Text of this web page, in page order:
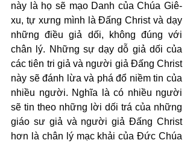
này là họ sẽ mạo Danh của Chúa Giê-
xu, tự xưng mình là Đấng Christ và dạy
những điều giả dối, không đúng với
chân lý. Những sự dạy dỗ giả dối của
các tiên tri giả và người giả Đấng Christ
này sẽ đánh lừa và phá đổ niềm tin của
nhiều người. Nghĩa là có nhiều người
sẽ tin theo những lời dối trá của những
giáo sư giả và người giả Đấng Christ
hơn là chân lý mạc khải của Đức Chúa